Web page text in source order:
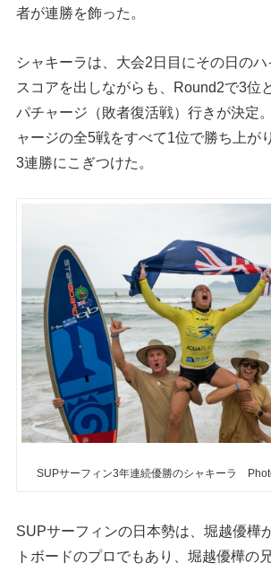
者が連勝を飾った。
シャキーラは、大会2日目にその日の
スコアを出しながらも、Round2で3位
パチャージ（敗者復活戦）行きが決定
ャージの全5戦をすべて1位で勝ち上が
3連勝にこぎつけた。
SUPサーフィン3年連続優勝のシャキーラ
SUPサーフィンの日本勢は、堀越優樺
トボードのプロでもあり、堀越優樺の